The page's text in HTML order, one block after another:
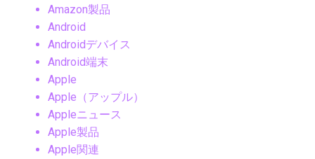
Amazon製品
Android
Androidデバイス
Android端末
Apple
Apple（アップル）
Appleニュース
Apple製品
Apple関連